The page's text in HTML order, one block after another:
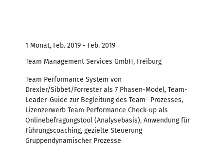
1 Monat, Feb. 2019 - Feb. 2019
Team Management Services GmbH, Freiburg
Team Performance System von
Drexler/Sibbet/Forrester als 7 Phasen-Model, Team-
Leader-Guide zur Begleitung des Team- Prozesses,
Lizenzerwerb Team Performance Check-up als
Onlinebefragungstool (Analysebasis), Anwendung für
Führungscoaching, gezielte Steuerung
Gruppendynamischer Prozesse